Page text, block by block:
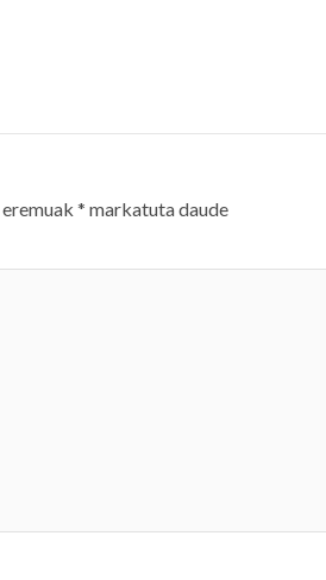
* markatuta daude